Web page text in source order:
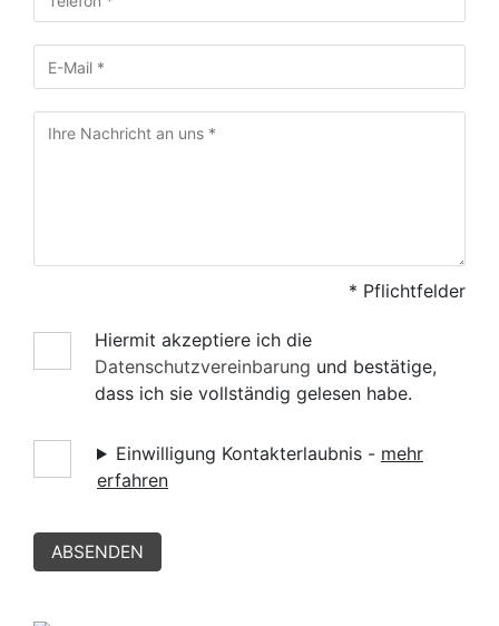
* Pflichtfelder
Hiermit akzeptiere ich die
Datenschutzvereinbarung und bestätige,
dass ich sie vollständig gelesen habe.
Einwilligung Kontakterlaubnis - mehr
erfahren
ABSENDEN